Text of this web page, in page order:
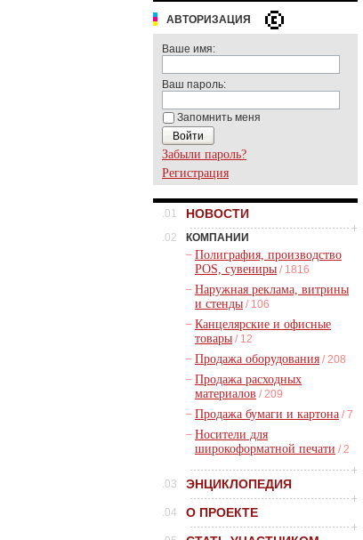
АВТОРИЗАЦИЯ
Ваше имя:
Ваш пароль:
Запомнить меня
Забыли пароль?
Регистрация
.01 НОВОСТИ
.02
КОМПАНИИ
– Полиграфия, производство
POS, сувениры / 1816
– Наружная реклама, витрины
и стенды / 106
– Канцелярские и офисные
товары / 12
– Продажа оборудования / 208
– Продажа расходных
материалов / 209
– Продажа бумаги и картона / 7
– Носители для
широкоформатной печати / 2
.03 ЭНЦИКЛОПЕДИЯ
.04 О ПРОЕКТЕ